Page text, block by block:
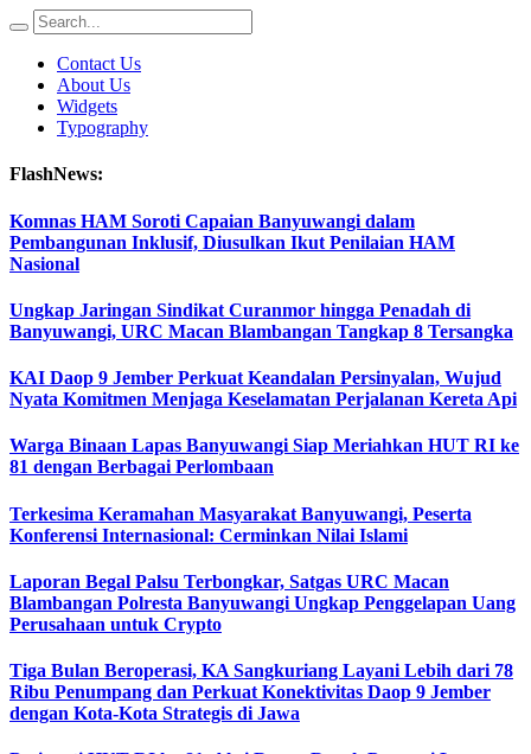
Contact Us
About Us
Widgets
Typography
FlashNews:
Komnas HAM Soroti Capaian Banyuwangi dalam
Pembangunan Inklusif, Diusulkan Ikut Penilaian HAM
Nasional
Ungkap Jaringan Sindikat Curanmor hingga Penadah di
Banyuwangi, URC Macan Blambangan Tangkap 8 Tersangka
KAI Daop 9 Jember Perkuat Keandalan Persinyalan, Wujud
Nyata Komitmen Menjaga Keselamatan Perjalanan Kereta Api
Warga Binaan Lapas Banyuwangi Siap Meriahkan HUT RI ke
81 dengan Berbagai Perlombaan
Terkesima Keramahan Masyarakat Banyuwangi, Peserta
Konferensi Internasional: Cerminkan Nilai Islami
Laporan Begal Palsu Terbongkar, Satgas URC Macan
Blambangan Polresta Banyuwangi Ungkap Penggelapan Uang
Perusahaan untuk Crypto
Tiga Bulan Beroperasi, KA Sangkuriang Layani Lebih dari 78
Ribu Penumpang dan Perkuat Konektivitas Daop 9 Jember
dengan Kota-Kota Strategis di Jawa